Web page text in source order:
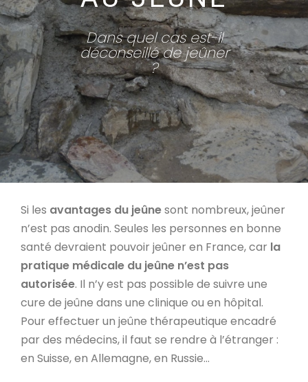
Dans quel cas est-il
déconseillé de jeûner
?
Si les avantages du jeûnesont nombreux, jeûner
n’est pas anodin. Seules les personnes en bonne
santé devraient pouvoir jeûner en France, car la
pratique médicale du jeûne n’est pas
autorisée. Il n’y est pas possible de suivre une
cure de jeûne dans une clinique ou en hôpital.
Pour effectuer un jeûne thérapeutique encadré
par des médecins, il faut se rendre à l’étranger :
en Suisse, en Allemagne, en Russie...